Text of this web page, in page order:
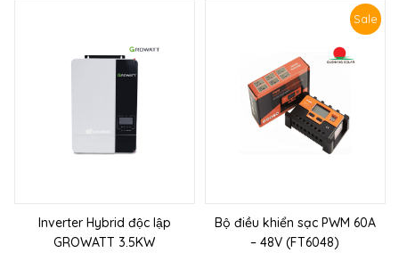
Inverter Hybrid độc lập
GROWATT 3.5KW
Sale
Bộ điều khiển sạc PWM 60A
– 48V (FT6048)